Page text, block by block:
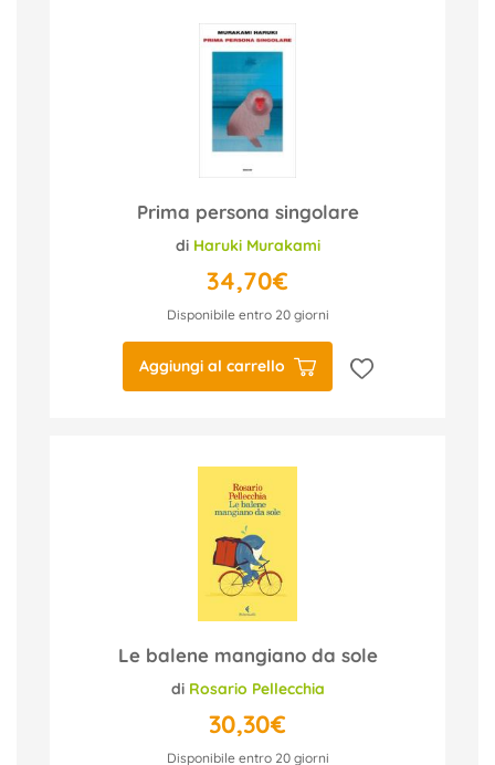
Prima persona singolare
di Haruki Murakami
34,70€
Disponibile entro 20 giorni
Aggiungi al carrello
Le balene mangiano da sole
di Rosario Pellecchia
30,30€
Disponibile entro 20 giorni